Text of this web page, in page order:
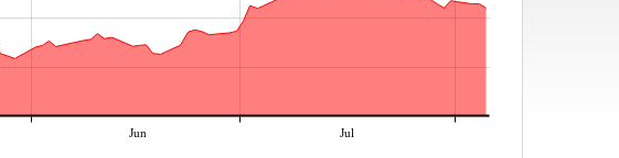
Jun Jul